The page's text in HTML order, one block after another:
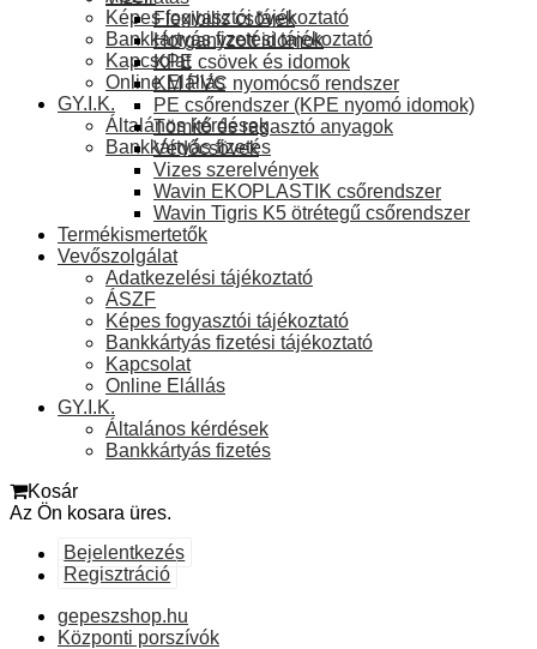
Képes fogyasztói tájékoztató
Bankkártyás fizetési tájékoztató
Kapcsolat
Online Elállás
GY.I.K.
Általános kérdések
Bankkártyás fizetés
Flexibilis csövek
Horganyzott idomok
KPE csövek és idomok
KM PVC nyomócső rendszer
PE csőrendszer (KPE nyomó idomok)
Tömítő és ragasztó anyagok
Védőcsövek
Vizes szerelvények
Wavin EKOPLASTIK csőrendszer
Wavin Tigris K5 ötrétegű csőrendszer
Termékismertetők
Vevőszolgálat
Adatkezelési tájékoztató
ÁSZF
Képes fogyasztói tájékoztató
Bankkártyás fizetési tájékoztató
Kapcsolat
Online Elállás
GY.I.K.
Általános kérdések
Bankkártyás fizetés
Kosár
Az Ön kosara üres.
Bejelentkezés
Regisztráció
gepeszshop.hu
Központi porszívók